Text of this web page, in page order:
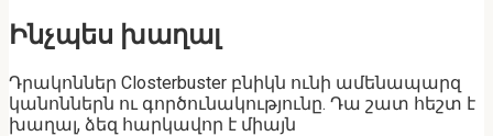
Ինչպես խաղալ
Դրակոններ Closterbuster բնիկն ունի ամենապարզ
կանոններն ու գործունակությունը. Դա շատ հեշտ է
խաղալ, ձեզ հարկավոր է միայն